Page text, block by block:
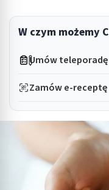
W czym możemy
Umów
Zamów e-receptę